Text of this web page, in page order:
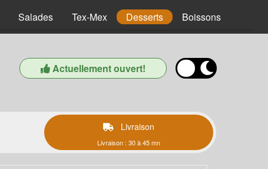
Salades Tex-Mex Desserts Boissons
Actuellement ouvert!
Livraison
Livraison : 30 à 45 mn